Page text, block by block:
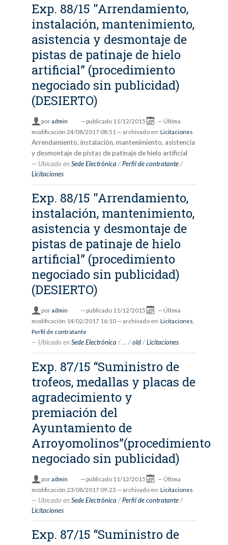
Exp. 88/15 "Arrendamiento,
instalación, mantenimiento,
asistencia y desmontaje de
pistas de patinaje de hielo
artificial” (procedimiento
negociado sin publicidad)
(DESIERTO)
poradmin — publicado 11/12/2015 — Última
modificación 24/08/2017 08:51 — archivado en: Licitaciones
Arrendamiento, instalación, mantenimiento, asistencia
y desmontaje de pistas de patinaje de hielo artificial
Ubicado en Sede Electrónica /Perfil de contratante /
Licitaciones
Exp. 88/15 "Arrendamiento,
instalación, mantenimiento,
asistencia y desmontaje de
pistas de patinaje de hielo
artificial” (procedimiento
negociado sin publicidad)
(DESIERTO)
poradmin — publicado 11/12/2015 — Última
modificación 14/02/2017 16:10 — archivado en: Licitaciones
Perfil de contratante
Ubicado en Sede Electrónica /…/old /Licitaciones
Exp. 87/15 “Suministro de
trofeos, medallas y placas de
agradecimiento y
premiación del
Ayuntamiento de
Arroyomolinos”(procedimiento
negociado sin publicidad)
poradmin — publicado 11/12/2015 — Última
modificación 23/08/2017 09:23 — archivado en: Licitaciones
Ubicado en Sede Electrónica /Perfil de contratante /
Licitaciones
Exp. 87/15 “Suministro de